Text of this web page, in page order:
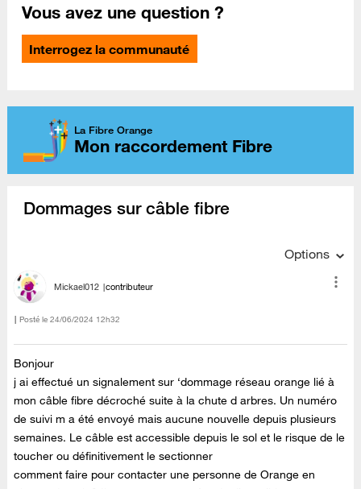
Vous avez une question ?
Interrogez la communauté
La Fibre Orange
Mon raccordement Fibre
Dommages sur câble fibre
Options
Mickael012 contributeur
Posté le ‎24/06/2024 12h32
Bonjour
j ai effectué un signalement sur ‘dommage réseau orange lié à
mon câble fibre décroché suite à la chute d arbres. Un numéro
de suivi m a été envoyé mais aucune nouvelle depuis plusieurs
semaines. Le câble est accessible depuis le sol et le risque de le
toucher ou définitivement le sectionner
comment faire pour contacter une personne de Orange en